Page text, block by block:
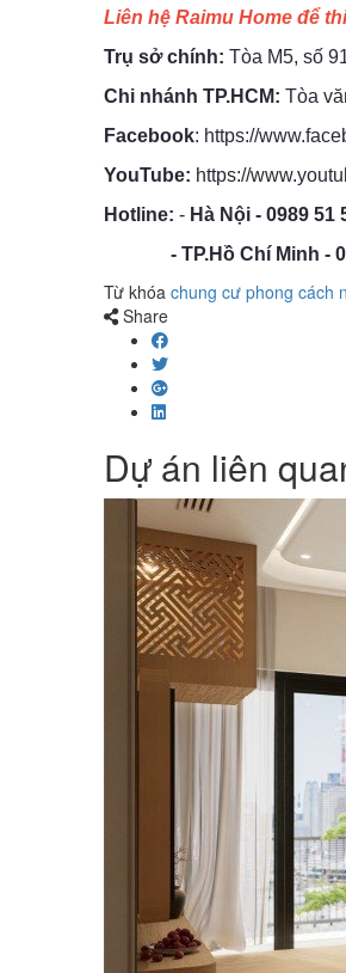
Liên hệ Raimu Home để
Trụ sở chính: Tòa M5, số
Chi nhánh TP.HCM: Tòa
Facebook: https://
YouTube: https://
Hotline: - Hà Nội - 0989 51
- TP.Hồ Chí Minh -
Từ khóa chung cư phong cách
Share
Dự án liên